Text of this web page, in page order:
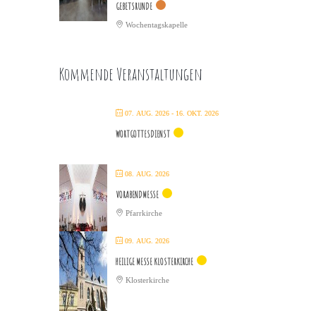
GEBETSRUNDE
Wochentagskapelle
Kommende Veranstaltungen
07. AUG. 2026 - 16. OKT. 2026
WORTGOTTESDIENST
08. AUG. 2026
VORABENDMESSE
Pfarrkirche
09. AUG. 2026
HEILIGE MESSE KLOSTERKIRCHE
Klosterkirche